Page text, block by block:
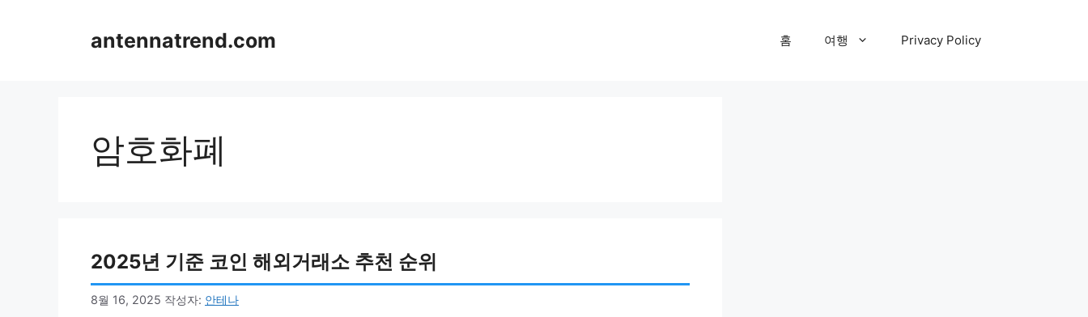
antennatrend.com 홈 여행 Privacy Policy
암호화폐
2025년 기준 코인 해외거래소 추천 순위
8월 16, 2025 작성자: 안테나